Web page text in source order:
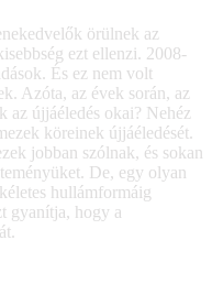
örülnek az
ezt ellenzi. 2008-
És ez nem volt
Azóta, az évek során, az
az újjáéledés okai? Nehéz
köreinek újjáéledését.
jobban szólnak, és sokan
De, egy olyan
hullámformáig
gyanítja, hogy a